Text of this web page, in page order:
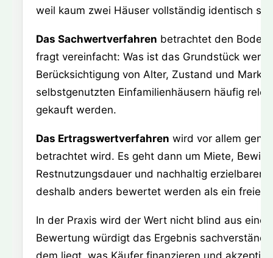
weil kaum zwei Häuser vollständig identisch
Das Sachwertverfahren betrachtet den
fragt vereinfacht: Was ist das Grundstück wert
Berücksichtigung von Alter, Zustand und
selbstgenutzten Einfamilienhäusern häufig
gekauft werden.
Das Ertragswertverfahren wird vor allem
betrachtet wird. Es geht dann um Miete,
Restnutzungsdauer und nachhaltig erzielbaren
deshalb anders bewertet werden als ein freies
In der Praxis wird der Wert nicht blind aus
Bewertung würdigt das Ergebnis